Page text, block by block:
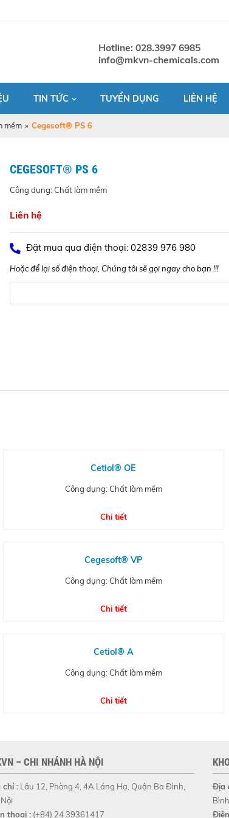
Hotline: 028.3997 6985
info@mkvn-chemicals.com
TIN TỨC TUYỂN DỤNG LIÊN HỆ
mềm » Cegesoft® PS 6
CEGESOFT® PS 6
Công dụng: Chất làm mềm
Liên hệ
Đặt mua qua điện thoại: 02839 976 980
Hoặc để lại số điện thoại, Chúng tôi sẽ gọi ngay cho bạn !!!
Cetiol® OE
Công dụng: Chất làm mềm
Chi tiết
Cegesoft® VP
Công dụng: Chất làm mềm
Chi tiết
Cetiol® A
Công dụng: Chất làm mềm
Chi tiết
– CHI NHÁNH HÀ NỘI
chỉ : Lầu 12, Phòng 4, 4A Láng Hạ, Quận Ba Đình,
thoại : (+84) 24 39361417
Địa